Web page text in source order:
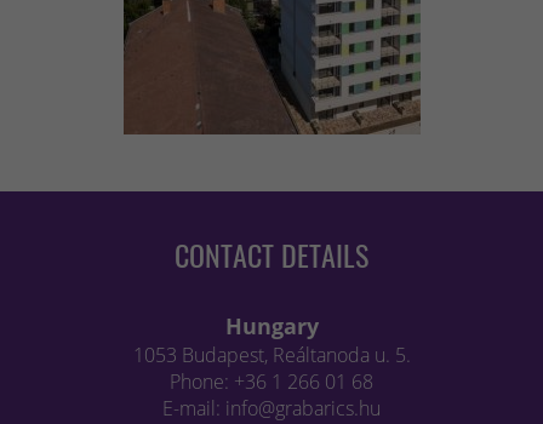
CONTACT DETAILS
Hungary
1053 Budapest, Reáltanoda u. 5.
Phone: +36 1 266 01 68
E-mail: info@grabarics.hu